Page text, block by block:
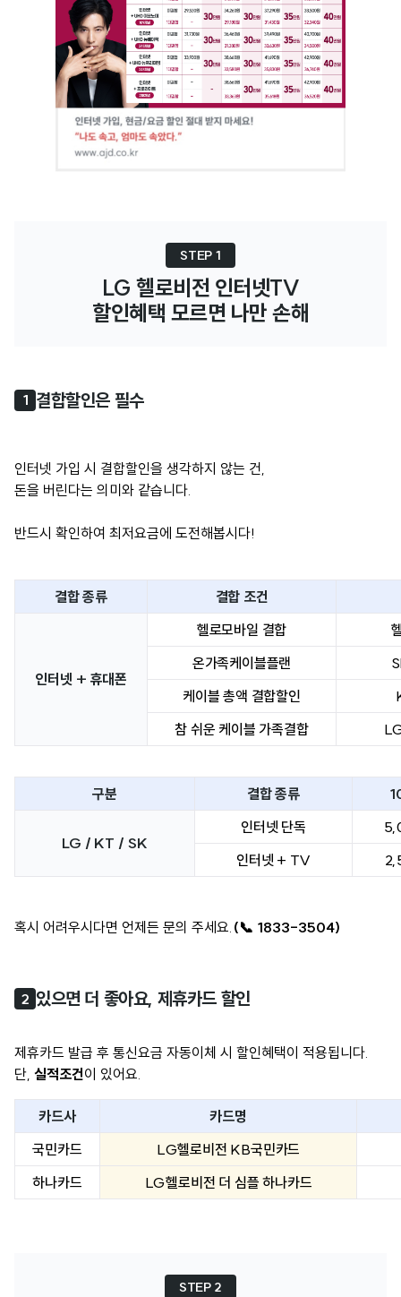
STEP 1
LG 헬로비전 인터넷TV
할인혜택 모르면 나만 손해
1 결합할인은 필수
인터넷 가입 시 결합할인을 생각하지 않는 건,
돈을 버린다는 의미와 같습니다.
반드시 확인하여 최저요금에 도전해봅시다!
결합 종류 결합 조건
인터넷 + 휴대폰
헬로모바일 결합
온가족케이블플랜
케이블 총액 결합할인
참 쉬운 케이블 가족결합
구분 결합 종류
LG / KT / SK
인터넷 단독
인터넷 + TV
혹시 어려우시다면 언제든 문의 주세요. (📞 1833-3504)
2 있으면 더 좋아요, 제휴카드 할인
제휴카드 발급 후 통신요금 자동이체 시 할인혜택이 적용됩니다.
단, 실적조건이 있어요.
카드사
카드명
국민카드
LG헬로비전 KB국민카드
하나카드
LG헬로비전 더 심플 하나카드
STEP 2